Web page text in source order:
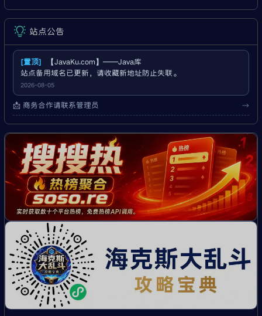
站点公告
[置顶]
【JavaKu.com】——Java库
站点备用域名已更新，请收藏新地址防止失联。
2026-08-05
📩 商务合作请联系管理员 →